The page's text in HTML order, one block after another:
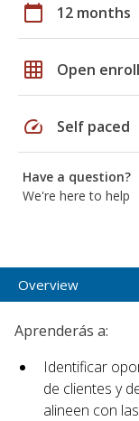
calendar_today 12 months
grid_on Open
speed Self paced
Have a question?
We're here to help
Overview
Aprenderás a:
Identificar
de clientes y
alineen con